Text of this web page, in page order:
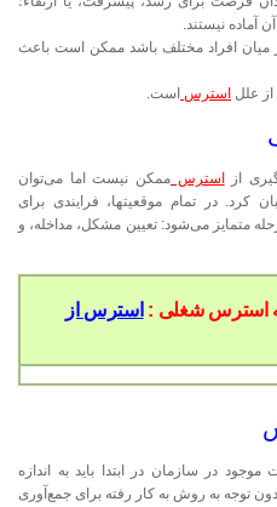
آماده نیستند.
میان افراد مختلف باشد ممکن است باعث
از علل استرس است.
از استرسممکن نیست اما می‌توان
کرد. در تمام موقعیتها، فرایندی برای
متمایز می‌شود: تعیین مشکل، مداخله، و
استرس شغلی : استرس از
در سازمان در ابتدا باید به اندازه
توجه به روش به کار رفته برای جمع‌آوری